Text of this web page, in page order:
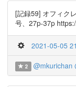
[記録59] オフィク
号、27p-37p
2021-05-05
2 @mkurichan